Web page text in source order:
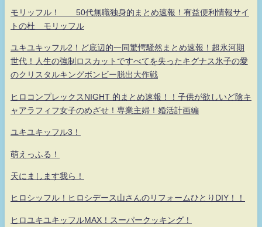
モリッフル！ 50代無職独身的まとめ速報！有益便利情報サイ
トの杜 モリッフル
ユキユキッフル2！ど底辺的一同驚愕騒然まとめ速報！超氷河期
世代！人生の強制ロスカットですべてを失ったキグナス氷子の愛
のクリスタルキングボンビー脱出大作戦
ヒロコンプレックスNIGHT 的まとめ速報！！子供が欲しいど陰キ
ャアラフィフ女子のめざせ！専業主婦！婚活計画編
ユキユキッフル3！
萌えっふる！
天にまします我ら！
ヒロシッフル！ヒロシデース山さんのリフォームひとりDIY！！
ヒロユキユキッフルMAX！スーパークッキング！